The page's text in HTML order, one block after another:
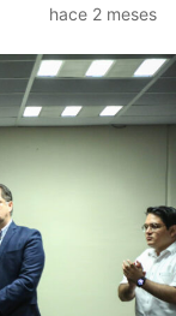
hace 2 meses